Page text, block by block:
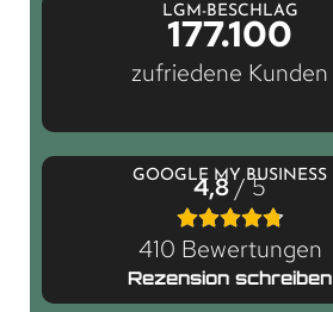
LGM-BESCHLAG
177.100
zufriedene Kunden
GOOGLE MY BUSINESS
4,8/ 5
410 Bewertungen
Rezension schreiben